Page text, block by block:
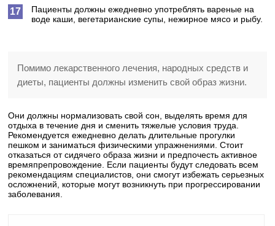
Пациенты должны ежедневно употреблять вареные на
воде каши, вегетарианские супы, нежирное мясо и рыбу.
Помимо лекарственного лечения, народных средств и
диеты, пациенты должны изменить свой образ жизни.
Они должны нормализовать свой сон, выделять время для
отдыха в течение дня и сменить тяжелые условия труда.
Рекомендуется ежедневно делать длительные прогулки
пешком и заниматься физическими упражнениями. Стоит
отказаться от сидячего образа жизни и предпочесть активное
времяпрепровождение. Если пациенты будут следовать всем
рекомендациям специалистов, они смогут избежать серьезных
осложнений, которые могут возникнуть при прогрессировании
заболевания.